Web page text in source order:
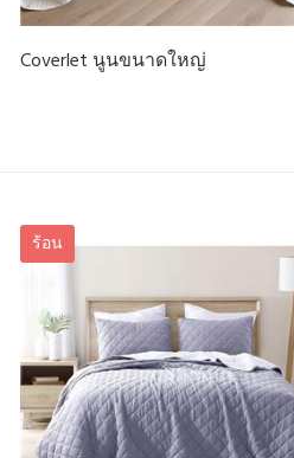
Coverlet นูนขนาดใหญ่
ร้อน